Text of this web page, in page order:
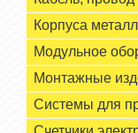
Корпуса
Модульное
Монтажные
Системы для